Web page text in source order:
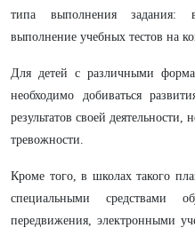
типа выполнения задания:
выполнение учебных тестов на
Для детей с различными
необходимо добиваться
результатов своей
тревожности.
Кроме того, в школах такого
специальными средствами
передвижения, электронными